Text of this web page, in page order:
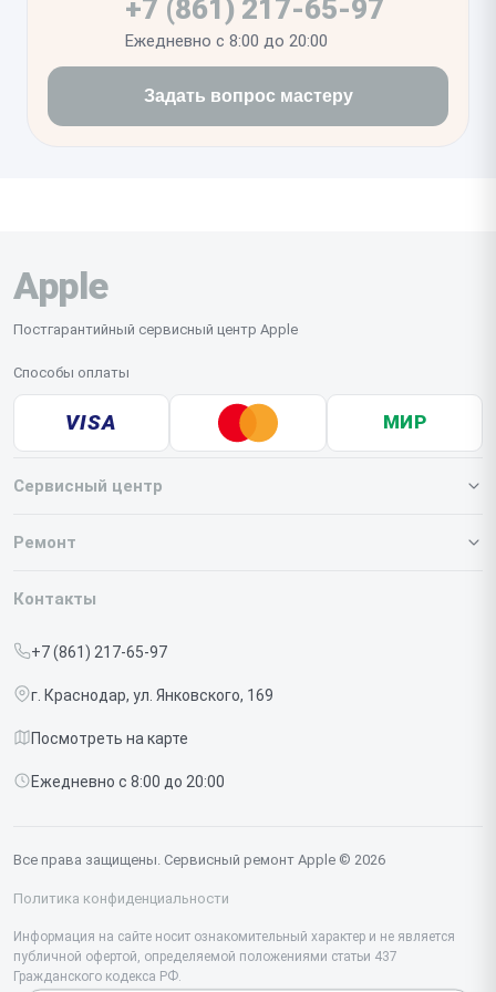
+7 (861) 217-65-97
Ежедневно с 8:00 до 20:00
Задать вопрос мастеру
Apple
Постгарантийный сервисный центр Apple
Способы оплаты
VISA МИР
Сервисный центр
О нашем сервисе
Срочный ремонт
Доставка и способы оплаты
Диагностика
Контакты
Ремонт
Iphone
Studio Display
Vision Pro
Контакты
+7 (861) 217-65-97
г. Краснодар, ул. Янковского, 169
Посмотреть на карте
Ежедневно с 8:00 до 20:00
Все права защищены. Сервисный ремонт Apple © 2026
Политика конфиденциальности
Информация на сайте носит ознакомительный характер и не является
публичной офертой, определяемой положениями статьи 437
Гражданского кодекса РФ.